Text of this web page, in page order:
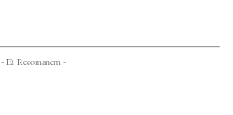
- Et Recomanem -